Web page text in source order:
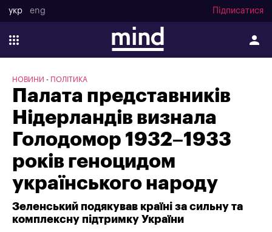
укр eng Підписатися
НОВИНИ ПОЛІТИКА
Палата представників
Нідерландів визнала
Голодомор 1932–1933
років геноцидом
українського народу
Зеленський подякував країні за сильну та
комплексну підтримку України